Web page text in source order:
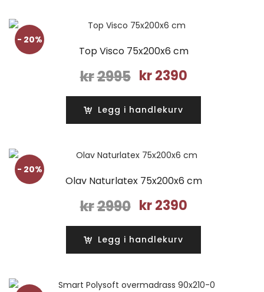
- 20%
Top Visco 75x200x6 cm
kr2995
Opprinnelig
var:
kr2995.
kr 2390Nåværende
kr2390.
Legg i handlekurv
- 20%
Olav Naturlatex 75x200x6 cm
kr2990
Opprinnelig
var:
kr2990.
kr 2390Nåværende
kr2390.
Legg i handlekurv